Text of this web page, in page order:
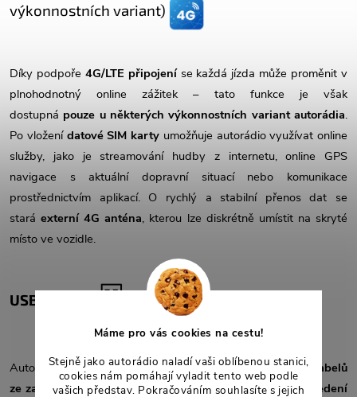
Máme pro vás cookies na cestu!
Stejně jako autorádio naladí vaši oblíbenou stanici,
cookies nám pomáhají vyladit tento web podle
vašich představ. Pokračováním souhlasíte s jejich
výkonnostních variant)
Díky podpoře 4G/LTE připojení se každá jízda může proměnit v
plnohodnotný online zážitek – tato funkce je však
dostupná pouze u některých výkonnostních variant autorádia.
Po vložení datové SIM karty umožňuje autorádio využívat online
služby, jako je streamování hudby z internetu, online GPS
navigace s aktuální dopravní situací nebo komunikace
prostřednictvím aplikací. O rychlý a stabilní přenos dat se
stará externí 4G anténa, kterou lze diskrétně umístit na skryté
místo ve vozidle.
USB vstupy
Autorádio je vybavenoUSB vstupyvyvedenými pomocí
kabelů
ze zadní strany autorádia, což umožňuje jejichpohodlné vedení